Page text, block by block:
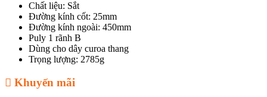
Chất liệu: Sắt
Đường kính cốt: 25mm
Đường kính ngoài: 450mm
Puly 1 rãnh B
Dùng cho dây curoa thang
Trọng lượng: 2785g
Khuyến mãi